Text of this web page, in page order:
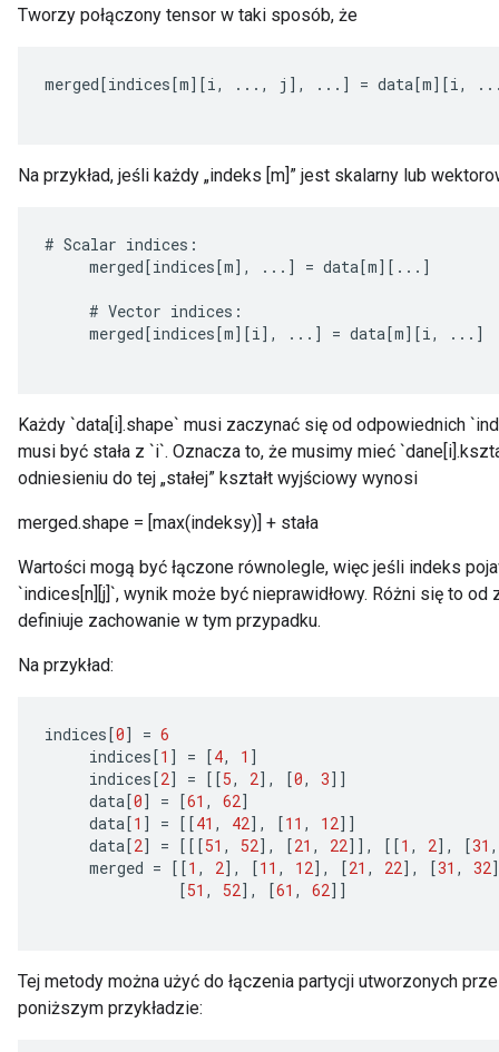
Tworzy połączony tensor w taki sposób, że
merged[indices[m][i, ..., j ] , ... ] = data[m][i,
Na przykład, jeśli każdy „indeks [m]” jest skalarny lub
# Scalar indices :
merged[indices[m] , ... ] = data[m][ ... ]
# Vector indices :
merged[indices[m][i] , ... ] = data[m][i, ... ]
Każdy `data[i].shape` musi zaczynać się od odpowiednich
musi być stała z `i`. Oznacza to, że musimy mieć
odniesieniu do tej „stałej” kształt wyjściowy wynosi
merged.shape = [max(indeksy)] + stała
Wartości mogą być łączone równolegle, więc jeśli indeks
`indices[n][j]`, wynik może być nieprawidłowy. Różni się to
definiuje zachowanie w tym przypadku.
Na przykład:
indices[0] = 6
indices[1 ] = [4, 1 ]
indices[2] = [[5, 2] , [0, 3]]
data[0] = [61 , 62]
data[1 ] = [[41 , 42] , [11 , 12]]
data[2] = [[[51 , 52] , [21 , 22]] , [[1 , 2] , [31 ,
merged = [[1 , 2] , [11 , 12] , [21 , 22] , [31 , 32]
[51 , 52] , [61 , 62]]
Tej metody można użyć do łączenia partycji utworzonych
poniższym przykładzie: